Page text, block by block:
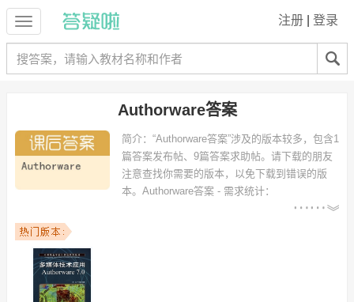
注册 登录
Authorware答案
简介： “Authorware答案”涉及的版本较多，包含1
篇答案发布帖、9篇答案求助帖。请下载的朋友
注意查找你需要的版本，以免下载到错误的版
本。 Authorware答案 - 需求统计：
：信息技术、商务英语（翻译方
向）、信息与计算科学、电子商务、交易技术、计算机科学与技术 等专
业。
以下学校的同学下载过
院、南京邮电大学、中国科技研修学院、广东技术师范学院、广东职业
技术学院、河北北方学院、泉州信息学院 等。